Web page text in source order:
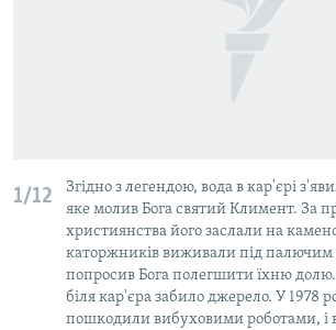
1/12
Згідно з легендою, вода в кар'єрі
яке молив Бога святий Климент. За
християнства його заслали на
каторжників виживали під
попросив Бога полегшити їхню долю.
біля кар'єра забило джерело. У 1978
пошкодили вибуховими роботами, і